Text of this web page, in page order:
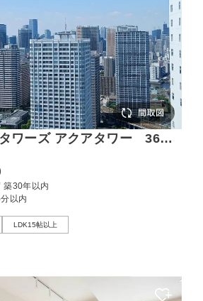
ワーズ アクアタワー 36階
築30年以内
以内
LDK15帖以上